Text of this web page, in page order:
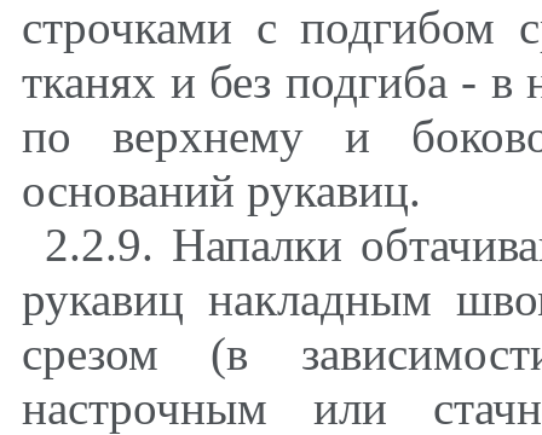
строчками с подгибом
тканях и без подгиба -
по верхнему и
оснований рукавиц.
2.2.9. Напалки
рукавиц накладным
срезом (в
настрочным или